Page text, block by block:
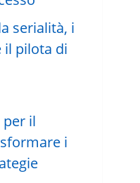
serialità, i
il pilota di